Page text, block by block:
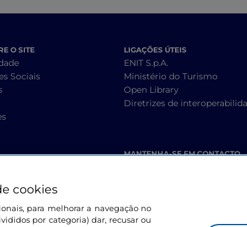
O SITE
Sociais
LIGAÇÕES ÚTEIS
ENIT S.p.A.
Ministério do Turismo
Open Library
Diretrizes de
MANTENHA-SE EM CONTACTO
cookies
para melhorar a navegação no
por categoria) dar, recusar ou